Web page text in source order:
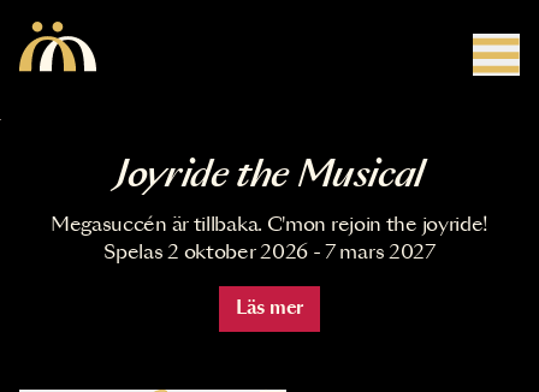
Joyride the Musical
Megasuccén är tillbaka. C'mon rejoin the joyride!
Spelas 2 oktober 2026 - 7 mars 2027
Läs mer